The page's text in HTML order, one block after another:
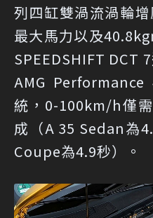
列四缸雙渦流渦輪
最大馬力以及
SPEEDSHIFT DCT
AMG
統，0-100km/h僅
成（A 35 Sedan為
Coupe為4.9秒）。